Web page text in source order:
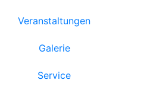
Veranstaltungen
Galerie
Service